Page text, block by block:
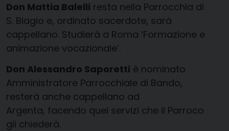
Don Mattia Balelli resta nella Parrocchia di
S. Biagio e, ordinato sacerdote, sarà
cappellano. Studierà a Roma ‘Formazione e
animazione vocazionale’.
Don Alessandro Saporetti è nominato
Amministratore Parrocchiale di Bando,
resterà anche cappellano ad
Argenta, facendo quei servizi che il Parroco
gli chiederà.